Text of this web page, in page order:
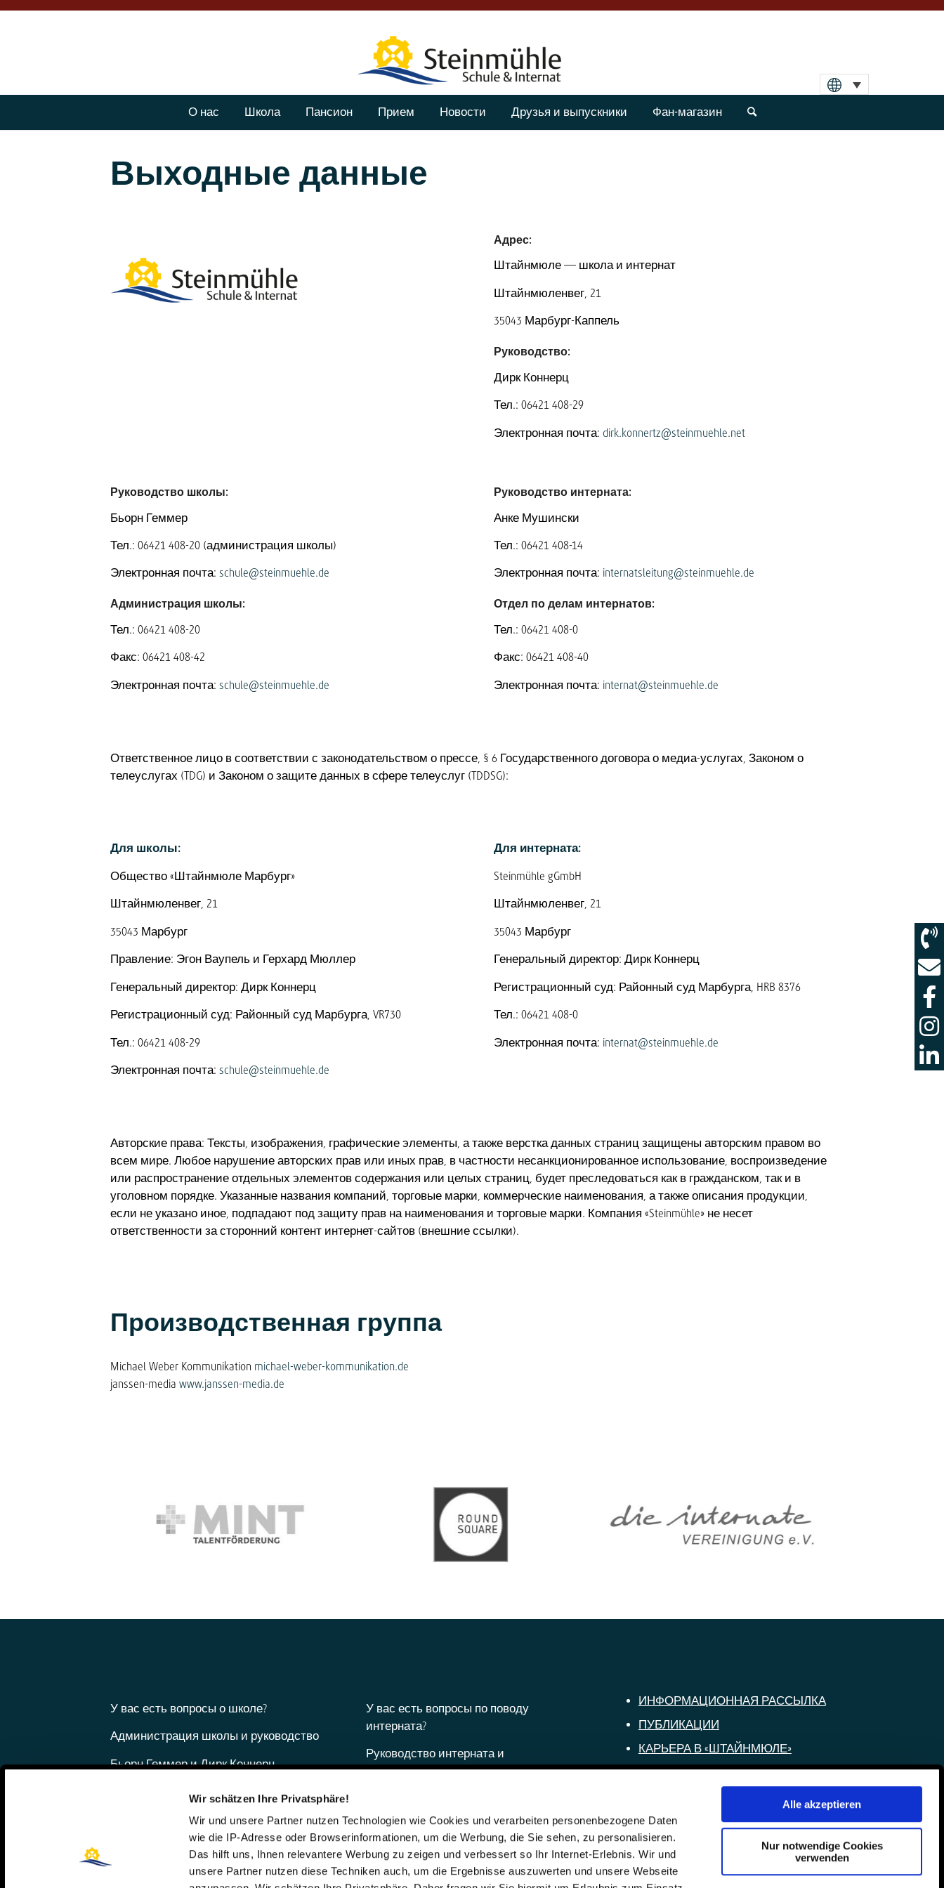
Wir schätzen Ihre Privatsphäre!
Wir und unsere Partner nutzen Technologien wie Cookies und verarbeiten personenbezogene Daten
wie die IP-Adresse oder Browserinformationen, um die Werbung, die Sie sehen, zu personalisieren.
Das hilft uns, Ihnen relevantere Werbung zu zeigen und verbessert so Ihr Internet-Erlebnis. Wir und
unsere Partner nutzen diese Techniken auch, um die Ergebnisse auszuwerten und unsere Webseite
Alle akzeptieren
Nur notwendige Cookies
verwenden
О нас Школа Пансион Прием Новости Друзья и выпускники Фан-магазин
Выходные данные
Адрес:
Штайнмюле — школа и интернат
Штайнмюленвег, 21
35043 Марбург-Каппель
Руководство:
Дирк Коннерц
Тел.: 06421 408-29
Электронная почта: dirk.konnertz@steinmuehle.net
Руководство школы:
Бьорн Геммер
Тел.: 06421 408-20 (администрация школы)
Электронная почта: schule@steinmuehle.de
Администрация школы:
Тел.: 06421 408-20
Факс: 06421 408-42
Электронная почта: schule@steinmuehle.de
Руководство интерната:
Анке Мушински
Тел.: 06421 408-14
Электронная почта: internatsleitung@steinmuehle.de
Отдел по делам интернатов:
Тел.: 06421 408-0
Факс: 06421 408-40
Электронная почта: internat@steinmuehle.de
Ответственное лицо в соответствии с законодательством о прессе, § 6 Государственного договора о медиа-услугах, Законом о
телеуслугах (TDG) и Законом о защите данных в сфере телеуслуг (TDDSG):
Для школы:
Общество «Штайнмюле Марбург»
Штайнмюленвег, 21
35043 Марбург
Правление: Эгон Ваупель и Герхард Мюллер
Генеральный директор: Дирк Коннерц
Регистрационный суд: Районный суд Марбурга, VR730
Тел.: 06421 408-29
Электронная почта: schule@steinmuehle.de
Для интерната:
Steinmühle gGmbH
Штайнмюленвег, 21
35043 Марбург
Генеральный директор: Дирк Коннерц
Регистрационный суд: Районный суд Марбурга, HRB 8376
Тел.: 06421 408-0
Электронная почта: internat@steinmuehle.de
Авторские права: Тексты, изображения, графические элементы, а также верстка данных страниц защищены авторским правом во
всем мире. Любое нарушение авторских прав или иных прав, в частности несанкционированное использование, воспроизведение
или распространение отдельных элементов содержания или целых страниц, будет преследоваться как в гражданском, так и в
уголовном порядке. Указанные названия компаний, торговые марки, коммерческие наименования, а также описания продукции,
если не указано иное, подпадают под защиту прав на наименования и торговые марки. Компания «Steinmühle» не несет
ответственности за сторонний контент интернет-сайтов (внешние ссылки).
Производственная группа
Michael Weber Kommunikation michael-weber-kommunikation.de
janssen-media www.janssen-media.de
У вас есть вопросы о школе?
Администрация школы и руководство
Бьорн Геммер и Дирк Коннерц
У вас есть вопросы по поводу
интерната?
Руководство интерната и
администрация
Телефон: 06421 408-0
internat@steinmuehle.de
ИНФОРМАЦИОННАЯ РАССЫЛКА
ПУБЛИКАЦИИ
КАРЬЕРА В «ШТАЙНМЮЛЕ»
ЛЕТНИЕ ЛАГЕРЯ
ЗАЩИТА ПЕРСОНАЛЬНЫХ
ДАННЫХ
КОНТАКТЫ